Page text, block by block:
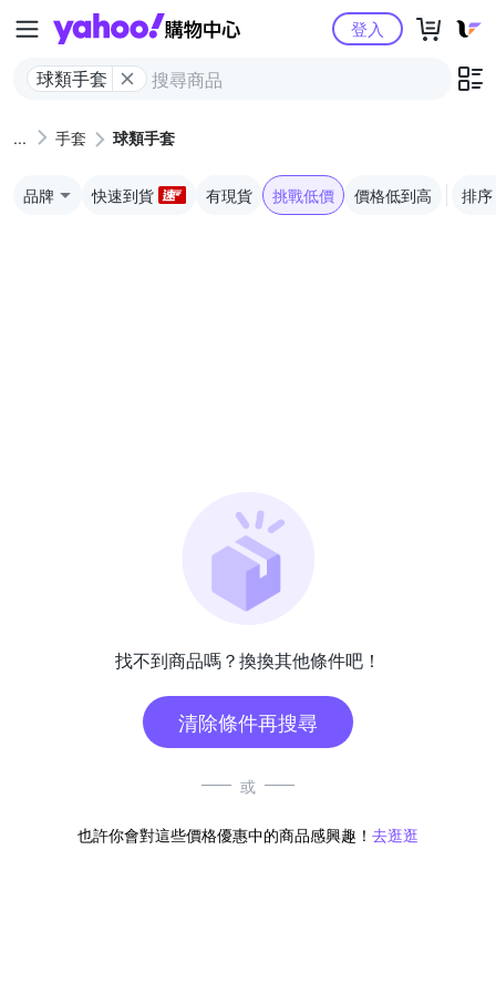
Yahoo購物中心
球類手套
登入
手套 球類手套
品牌 快速到貨 有現貨 挑戰低價 價格低到高 排序
找不到商品嗎？換換其他條件吧！
清除條件再搜尋
或
也許你會對這些價格優惠中的商品感興趣！ 去逛逛